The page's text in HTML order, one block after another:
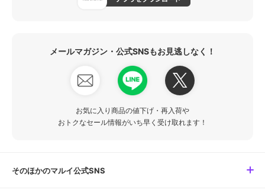
メールマガジン・公式SNSもお見逃しなく！
お気に入り商品の値下げ・再入荷や
おトクなセール情報がいち早く受け取れます！
そのほかのマルイ公式SNS